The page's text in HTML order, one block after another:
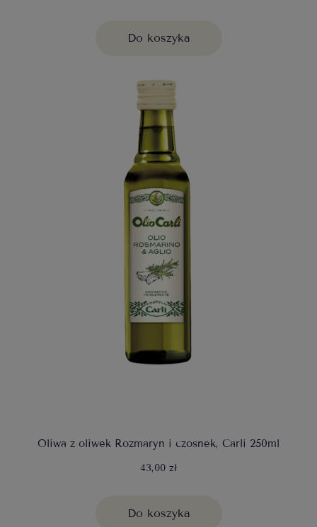
Do koszyka
Oliwa z oliwek Rozmaryn i czosnek, Carli 250ml
43,00 zł
Do koszyka